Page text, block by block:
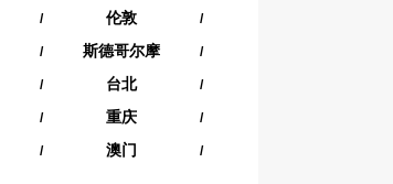
/ 伦敦 /
/ 斯德哥尔摩 /
/ 台北 /
/ 重庆 /
/ 澳门 /